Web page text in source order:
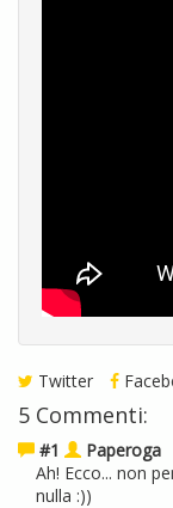
Twitter
5 Commenti:
#1 Paperoga
Ah! Ecco... non
nulla :))